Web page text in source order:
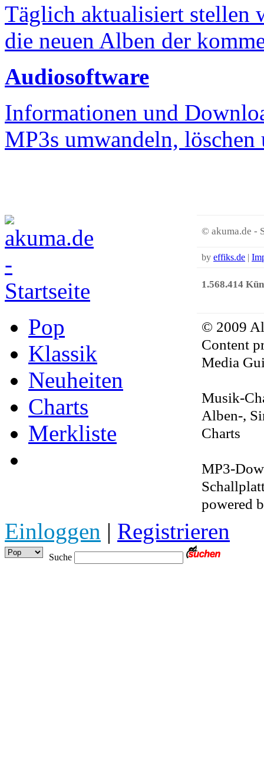
Täglich aktualisiert stellen
die neuen Alben der
Audiosoftware
Informationen und
MP3s umwandeln,
© akuma.de -
by effiks.de |
1.568.414
© 2009
Content
Media
Musik-
Alben-,
Charts
MP3-
powered
Pop
Klassik
Neuheiten
Charts
Merkliste
Einloggen | Registrieren
Suche